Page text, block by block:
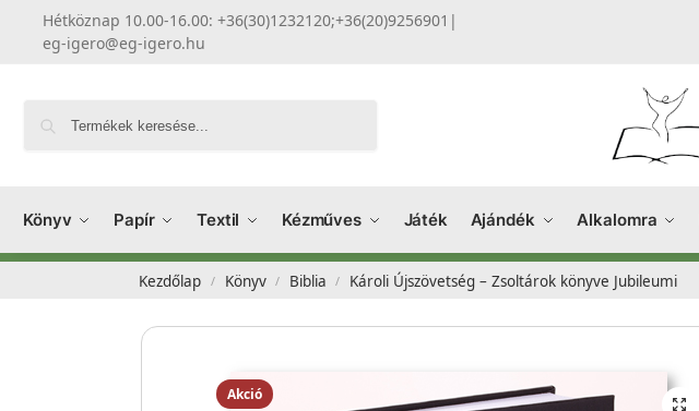
Hétköznap 10.00-16.00: +36(30)1232120;+36(20)9256901 |
eg-igero@eg-igero.hu
Könyv Papír Textil Kézműves Játék Ajándék Alkalomra
Kezdőlap / Könyv / Biblia / Károli Újszövetség – Zsoltárok könyve Jubileumi
Akció